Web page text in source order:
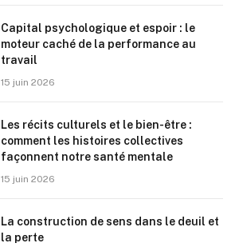
Capital psychologique et espoir : le
moteur caché de la performance au
travail
15 juin 2026
Les récits culturels et le bien-être :
comment les histoires collectives
façonnent notre santé mentale
15 juin 2026
La construction de sens dans le deuil et
la perte